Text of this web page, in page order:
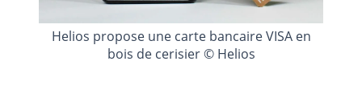
Helios propose une carte bancaire VISA en
bois de cerisier © Helios